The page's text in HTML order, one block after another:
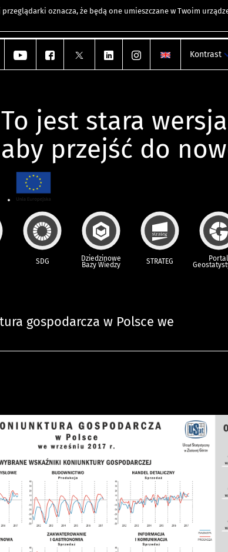
oznacza, że będą one umieszczane w Twoim
Kontrast
To jest stara
aby przejść do
SDG Dziedzinowe
Bazy Wiedzy STRATEG Portal
gospodarcza w Polsce we